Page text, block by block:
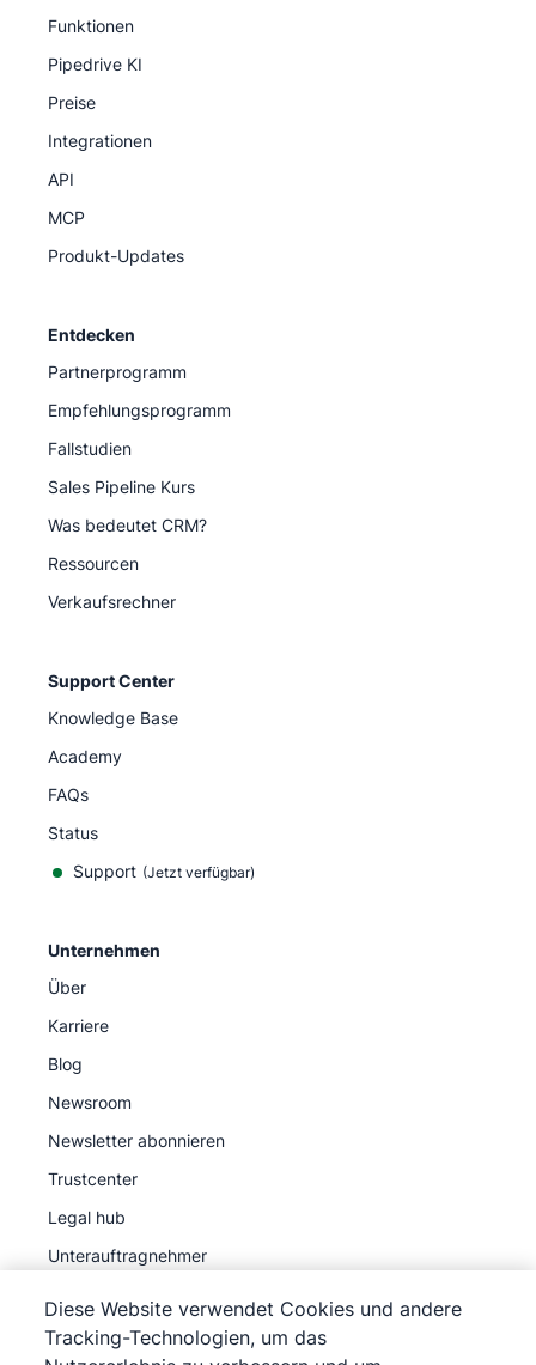
Funktionen
Pipedrive KI
Preise
Integrationen
API
MCP
Produkt-Updates
Entdecken
Partnerprogramm
Empfehlungsprogramm
Fallstudien
Sales Pipeline Kurs
Was bedeutet CRM?
Ressourcen
Verkaufsrechner
Support Center
Knowledge Base
Academy
FAQs
Status
Support (Jetzt verfügbar)
Unternehmen
Über
Karriere
Blog
Newsroom
Newsletter abonnieren
Trustcenter
Legal hub
Unterauftragnehmer
Diese Website verwendet Cookies und andere
Tracking-Technologien, um das